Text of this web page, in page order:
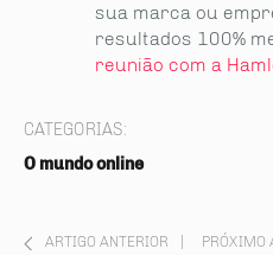
sua marca ou
resultados 100%
reunião com a
CATEGORIAS:
O mundo online
ARTIGO ANTERIOR PRÓXIMO